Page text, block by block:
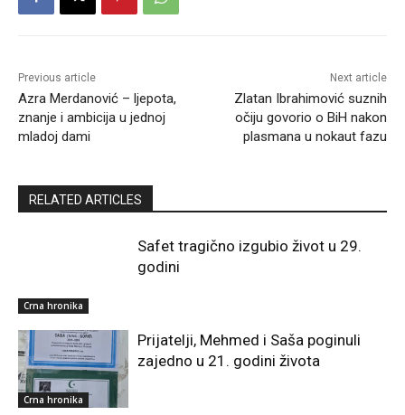
Previous article
Azra Merdanović – ljepota,
znanje i ambicija u jednoj
mladoj dami
Next article
Zlatan Ibrahimović suznih
očiju govorio o BiH nakon
plasmana u nokaut fazu
RELATED ARTICLES
Crna hronika
Safet tragično izgubio život u 29.
godini
Crna hronika
Prijatelji, Mehmed i Saša poginuli
zajedno u 21. godini života